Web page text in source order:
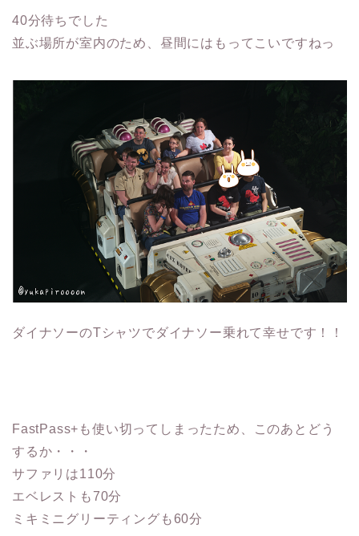
40分待ちでした
並ぶ場所が室内のため、昼間にはもってこいですねっ
ダイナソーのTシャツでダイナソー乗れて幸せです！！
FastPass+も使い切ってしまったため、このあとどう
するか・・・
サファリは110分
エベレストも70分
ミキミニグリーティングも60分